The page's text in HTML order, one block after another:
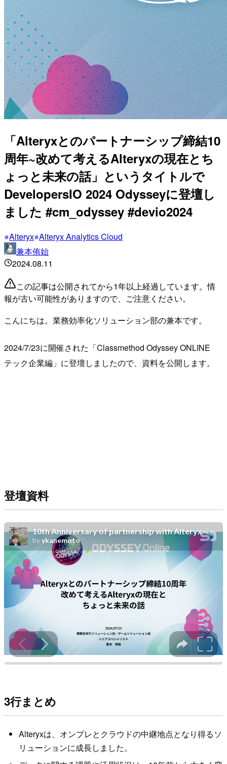
「Alteryxとのパートナーシップ締結10
周年~改めて考えるAlteryxの現在とち
ょっと未来の話」というタイトルで
DevelopersIO 2024 Odysseyに登壇し
ました #cm_odyssey #devio2024
Alteryx Alteryx Analytics Cloud
兼本侑始
2024.08.11
この記事は公開されてから1年以上経過しています。情
報が古い可能性がありますので、ご注意ください。
こんにちは。業務効率化ソリューション部の兼本です。
2024/7/23に開催された「Classmethod Odyssey ONLINE
テック企業編」に登壇しましたので、資料を公開します。
登壇資料
3行まとめ
Alteryxは、オンプレとクラウドの中継地点となり得るソ
リューションに成長しました。